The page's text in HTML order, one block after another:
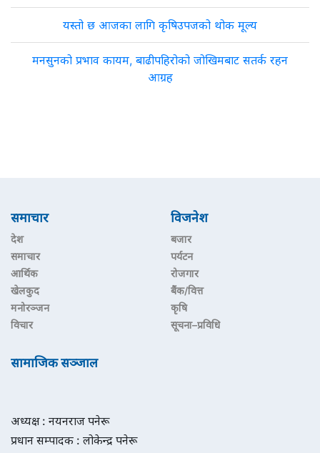
यस्तो छ आजका लागि कृषिउपजको थोक मूल्य
मनसुनको प्रभाव कायम, बाढीपहिरोको जोखिमबाट सतर्क रहन
आग्रह
समाचार
देश
समाचार
आर्थिक
खेलकुद
मनोरञ्जन
विचार
विजनेश
बजार
पर्यटन
रोजगार
बैंक/वित्त
कृषि
सूचना–प्रविधि
सामाजिक सञ्जाल
अध्यक्ष : नयनराज पनेरू
प्रधान सम्पादक : लोकेन्द्र पनेरू